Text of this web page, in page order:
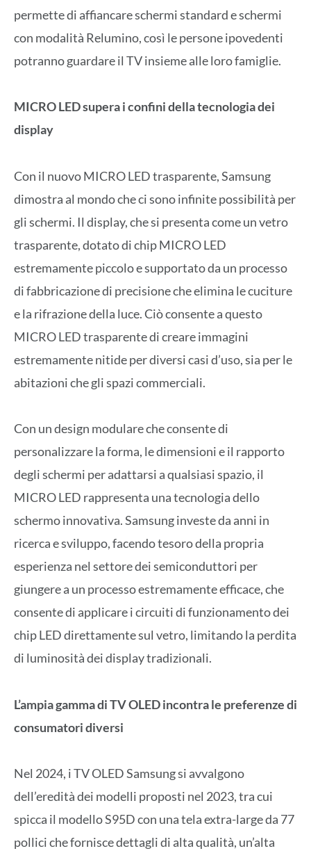
permette di affiancare schermi standard e schermi
con modalità Relumino, così le persone ipovedenti
potranno guardare il TV insieme alle loro famiglie.
MICRO LED supera i confini della tecnologia dei
display
Con il nuovo MICRO LED trasparente, Samsung
dimostra al mondo che ci sono infinite possibilità per
gli schermi. Il display, che si presenta come un vetro
trasparente, dotato di chip MICRO LED
estremamente piccolo e supportato da un processo
di fabbricazione di precisione che elimina le cuciture
e la rifrazione della luce. Ciò consente a questo
MICRO LED trasparente di creare immagini
estremamente nitide per diversi casi d’uso, sia per le
abitazioni che gli spazi commerciali.
Con un design modulare che consente di
personalizzare la forma, le dimensioni e il rapporto
degli schermi per adattarsi a qualsiasi spazio, il
MICRO LED rappresenta una tecnologia dello
schermo innovativa. Samsung investe da anni in
ricerca e sviluppo, facendo tesoro della propria
esperienza nel settore dei semiconduttori per
giungere a un processo estremamente efficace, che
consente di applicare i circuiti di funzionamento dei
chip LED direttamente sul vetro, limitando la perdita
di luminosità dei display tradizionali.
L’ampia gamma di TV OLED incontra le preferenze di
consumatori diversi
Nel 2024, i TV OLED Samsung si avvalgono
dell’eredità dei modelli proposti nel 2023, tra cui
spicca il modello S95D con una tela extra-large da 77
pollici che fornisce dettagli di alta qualità, un’alta